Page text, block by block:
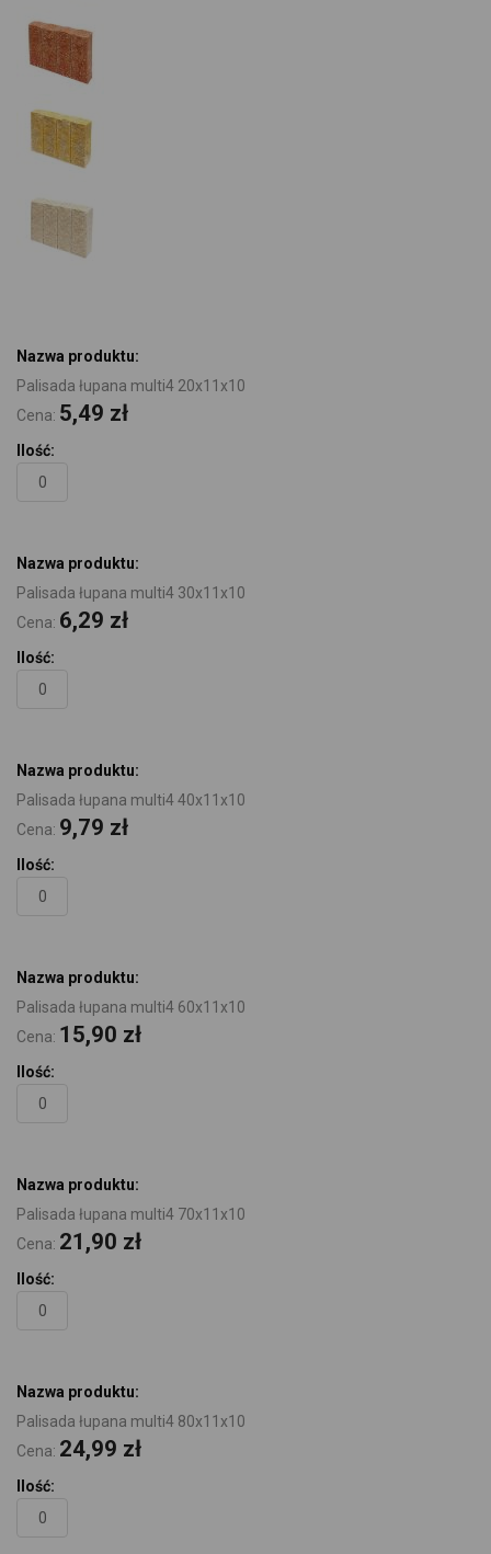
produktów
grupowanych
Palisada łupana multi4 20x11x10
Cena: 5,49 zł
Palisada łupana multi4 30x11x10
Cena: 6,29 zł
Palisada łupana multi4 40x11x10
Cena: 9,79 zł
Palisada łupana multi4 60x11x10
Cena: 15,90 zł
Palisada łupana multi4 70x11x10
Cena: 21,90 zł
Palisada łupana multi4 80x11x10
Cena: 24,99 zł